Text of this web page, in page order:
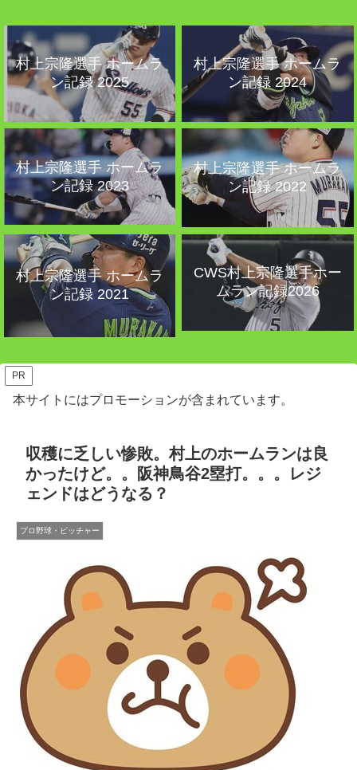
村上宗隆選手 ホームラ
ン記録 2025
村上宗隆選手 ホームラ
ン記録 2024
村上宗隆選手 ホームラ
ン記録 2023
村上宗隆選手 ホームラ
ン記録 2022
村上宗隆選手 ホームラ
ン記録 2021
CWS村上宗隆選手ホー
ムラン記録2026
PR
本サイトにはプロモーションが含まれています。
収穫に乏しい惨敗。村上のホームランは良
かったけど。。阪神鳥谷2塁打。。。レジ
ェンドはどうなる？
プロ野球・ピッチャー